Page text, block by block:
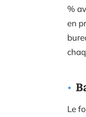
%
en
Le